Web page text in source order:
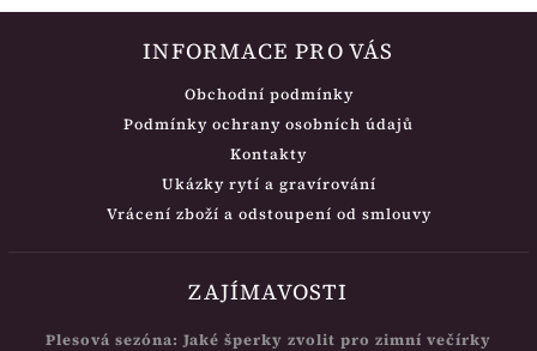
INFORMACE PRO VÁS
Obchodní podmínky
Podmínky ochrany osobních údajů
Kontakty
Ukázky rytí a gravírování
Vrácení zboží a odstoupení od smlouvy
ZAJÍMAVOSTI
Plesová sezóna: Jaké šperky zvolit pro zimní večírky